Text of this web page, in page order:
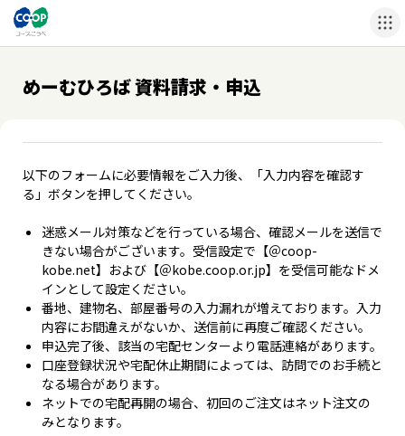
めーむひろば 資料請求・申込
以下のフォームに必要情報をご入力後、「入力内容を確認す
る」ボタンを押してください。
迷惑メール対策などを行っている場合、確認メールを送信で
きない場合がございます。受信設定で【＠coop-
kobe.net】および【＠kobe.coop.or.jp】を受信可能なドメ
インとして設定ください。
番地、建物名、部屋番号の入力漏れが増えております。入力
内容にお間違えがないか、送信前に再度ご確認ください。
申込完了後、該当の宅配センターより電話連絡があります。
口座登録状況や宅配休止期間によっては、訪問でのお手続と
なる場合があります。
ネットでの宅配再開の場合、初回のご注文はネット注文の
みとなります。